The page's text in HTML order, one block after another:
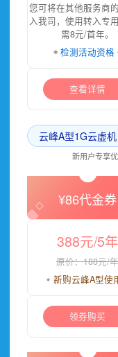
您可将在其他服务商
入我司，使用转入专
需8元/首年。
检测活动资格
查看详情
云峰A型1G云虚
新用户专享
¥86代金券
388元/5年
原价：188元/年
新购云峰A型使
领券购买